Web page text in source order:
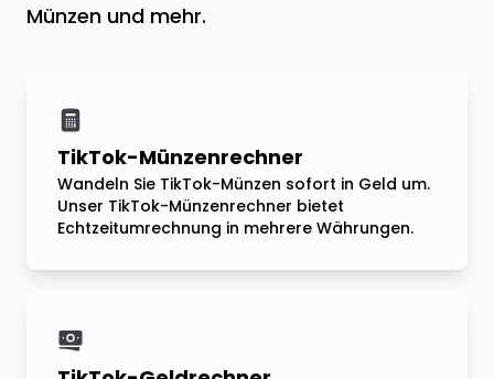
Münzen und mehr.
TikTok-Münzenrechner
Wandeln Sie TikTok-Münzen sofort in Geld um.
Unser TikTok-Münzenrechner bietet
Echtzeitumrechnung in mehrere Währungen.